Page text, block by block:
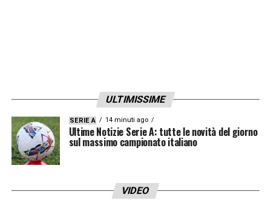
ULTIMISSIME
SERIE A 14 minuti ago
Ultime Notizie Serie A: tutte le novità del giorno
sul massimo campionato italiano
VIDEO